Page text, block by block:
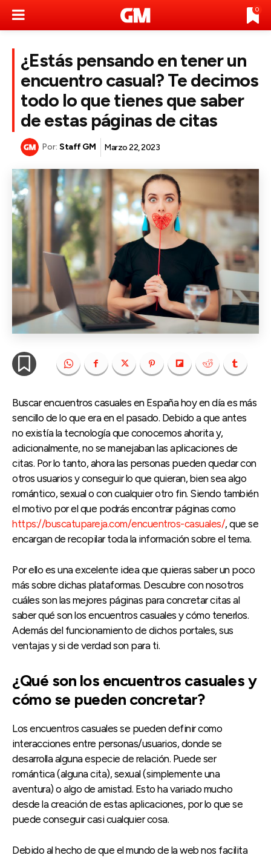
0
¿Estás pensando en tener un
encuentro casual? Te decimos
todo lo que tienes que saber
de estas páginas de citas
Por: Staff GM Marzo 22, 2023
Buscar encuentros casuales en España hoy en día es más
sencillo de lo que era en el pasado. Debido a que antes
no existía la tecnología que conocemos ahorita y,
adicionalmente, no se manejaban las aplicaciones de
citas. Por lo tanto, ahora las personas pueden quedar con
otros usuarios y conseguir lo que quieran, bien sea algo
romántico, sexual o con cualquier otro fin. Siendo también
el motivo por el que podrás encontrar páginas como
https://buscatupareja.com/encuentros-casuales/, que se
encargan de recopilar toda la información sobre el tema.
Por ello es una excelente idea que quieras saber un poco
más sobre dichas plataformas. Descubre con nosotros
cuáles son las mejores páginas para concretar citas al
saber qué son los encuentros casuales y cómo tenerlos.
Además del funcionamiento de dichos portales, sus
ventajas y si de verdad son para ti.
¿Qué son los encuentros casuales y
cómo se pueden concretar?
Los encuentros casuales se pueden definir como
interacciones entre personas/usuarios, donde se
desarrolla alguna especie de relación. Puede ser
romántica (alguna cita), sexual (simplemente una
aventura) o algo de amistad. Esto ha variado mucho
desde la creación de estas aplicaciones, por lo que se
puede conseguir casi cualquier cosa.
Debido al hecho de que el mundo de la web nos facilita